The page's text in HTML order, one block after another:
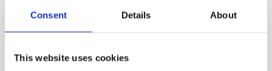
Consent Details About
This website uses cookies